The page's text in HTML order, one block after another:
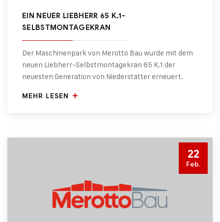
EIN NEUER LIEBHERR 65 K.1-
SELBSTMONTAGEKRAN
Der Maschinenpark von Merotto Bau wurde mit dem
neuen Liebherr-Selbstmontagekran 65 K.1 der
neuesten Generation von Niederstätter erneuert.
MEHR LESEN
22
Feb.